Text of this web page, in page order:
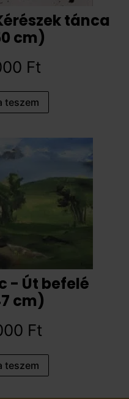
tánca
cm)
Ft
teszem
- Út befelé
cm)
Ft
teszem